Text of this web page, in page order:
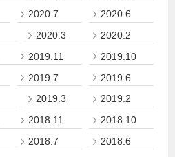
2020.7
2020.6
2020.3
2020.2
2019.11
2019.10
2019.7
2019.6
2019.3
2019.2
2018.11
2018.10
2018.7
2018.6